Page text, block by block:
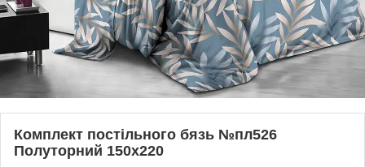
Комплект постільного бязь №пл526
Полуторний 150х220